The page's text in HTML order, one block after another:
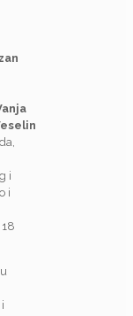
i
i